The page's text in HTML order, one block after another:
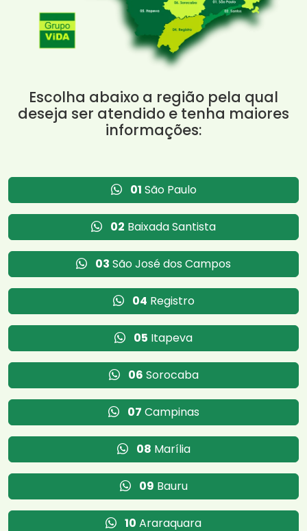
Escolha abaixo a região pela qual
deseja ser atendido e tenha maiores
informações:
01 São Paulo
02 Baixada Santista
03 São José dos Campos
04 Registro
05 Itapeva
06 Sorocaba
07 Campinas
08 Marília
09 Bauru
10 Araraquara